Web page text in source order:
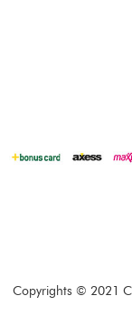
Copyrights © 2021